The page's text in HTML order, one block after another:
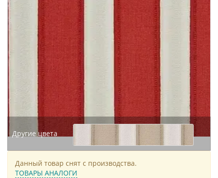
Другие цвета
Данный товар снят с производства.
ТОВАРЫ АНАЛОГИ